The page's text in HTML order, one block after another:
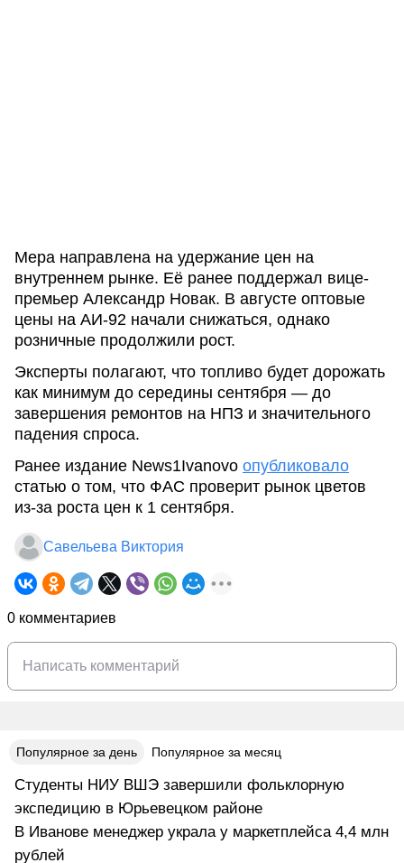
Мера направлена на удержание цен на
внутреннем рынке. Её ранее поддержал вице-
премьер Александр Новак. В августе оптовые
цены на АИ-92 начали снижаться, однако
розничные продолжили рост.
Эксперты полагают, что топливо будет дорожать
как минимум до середины сентября — до
завершения ремонтов на НПЗ и значительного
падения спроса.
Ранее издание News1Ivanovo опубликовало
статью о том, что ФАС проверит рынок цветов
из-за роста цен к 1 сентября.
Савельева Виктория
0 комментариев
Популярное за день Популярное за месяц
Студенты НИУ ВШЭ завершили фольклорную
экспедицию в Юрьевецком районе
В Иванове менеджер украла у маркетплейса 4,4 млн
рублей